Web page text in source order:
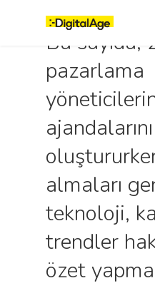
Bu sayıda,
pazarlama
ajandalarını
almaları
teknoloji,
trendler
özet